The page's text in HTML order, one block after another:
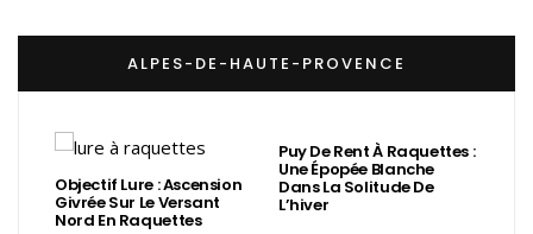
ALPES-DE-HAUTE-PROVENCE
Objectif Lure : Ascension
Givrée Sur Le Versant
Nord En Raquettes
Puy De Rent À Raquettes :
Une Épopée Blanche
Dans La Solitude De
L’hiver